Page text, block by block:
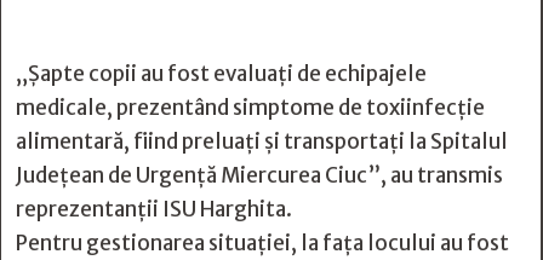
„Șapte copii au fost evaluați de echipajele
medicale, prezentând simptome de toxiinfecție
alimentară, fiind preluați și transportați la Spitalul
Județean de Urgență Miercurea Ciuc”, au transmis
reprezentanții ISU Harghita.
Pentru gestionarea situației, la fața locului au fost